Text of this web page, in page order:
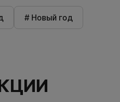
# Новый год